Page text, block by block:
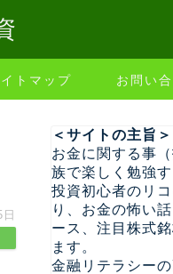
トマップ お問い
＜サイトの主旨＞
お金に関する事
族で楽しく勉強す
投資初心者のリ
り、お金の怖い
ース、注目株式
ます。
金融リテラシー